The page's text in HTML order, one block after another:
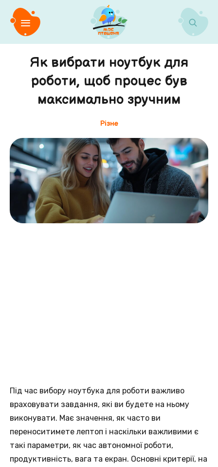
Як вибрати ноутбук для
роботи, щоб процес був
максимально зручним
Різне
Під час вибору ноутбука для роботи важливо
враховувати завдання, які ви будете на ньому
виконувати. Має значення, як часто ви
переноситимете лептоп і наскільки важливими є
такі параметри, як час автономної роботи,
продуктивність, вага та екран. Основні критерії, на